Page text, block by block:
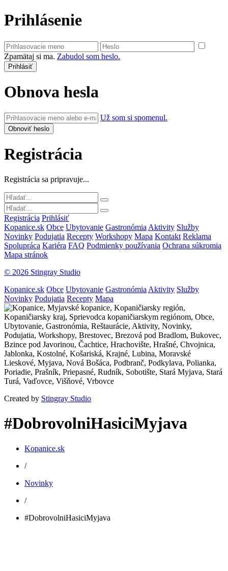
Prihlásenie
Zpamätaj si ma. Zabudol som heslo.
Obnova hesla
Už som si spomenul.
Registrácia
Registrácia sa pripravuje...
Registrácia Prihlásiť
Kopanice.sk Obce Ubytovanie Gastronómia Aktivity Služby
Novinky Podujatia Recepty Workshopy Mapa Kontakt Reklama
Spolupráca Kariéra FAQ Podmienky používania Ochrana súkromia
Mapa stránok
© 2026 Stingray Studio
Kopanice.sk Obce Ubytovanie Gastronómia Aktivity Služby
Novinky Podujatia Recepty Mapa
Created by Stingray Studio
#DobrovolniHasiciMyjava
Kopanice.sk
/
Novinky
/
#DobrovolniHasiciMyjava